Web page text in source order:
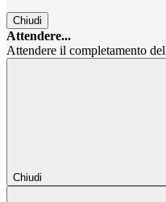
Chiudi
Attendere...
Attendere il completamento
Chiudi